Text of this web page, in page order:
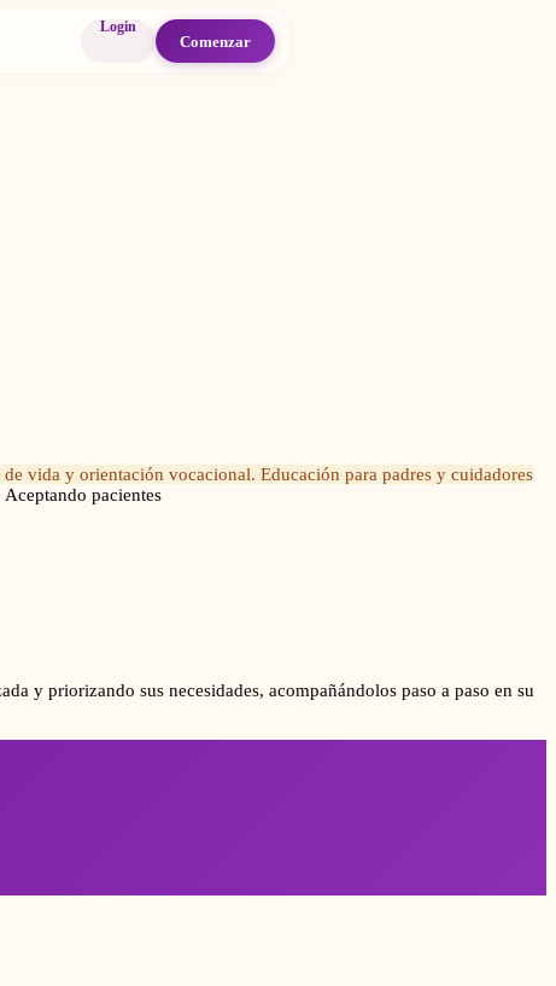
Login
Comenzar
vida y orientación vocacional. Educación para padres y cuidadores
Aceptando pacientes
y priorizando sus necesidades, acompañándolos paso a paso en su